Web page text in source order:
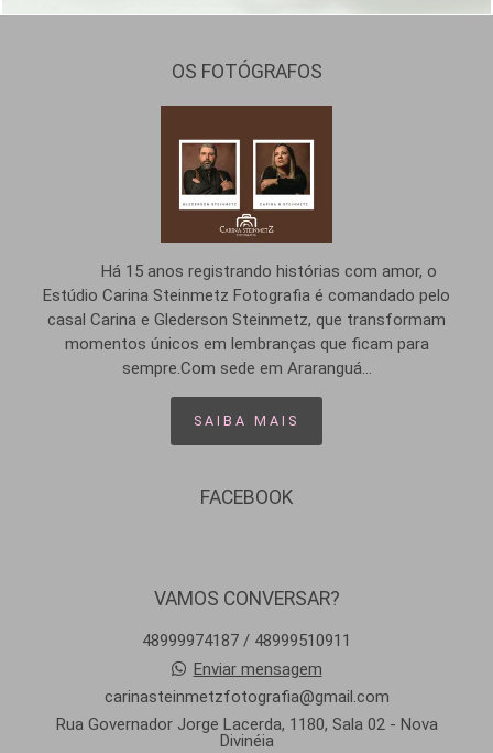
OS FOTÓGRAFOS
Há 15 anos registrando histórias com amor, o
Estúdio Carina Steinmetz Fotografia é comandado pelo
casal Carina e Glederson Steinmetz, que transformam
momentos únicos em lembranças que ficam para
sempre.Com sede em Araranguá...
SAIBA MAIS
FACEBOOK
VAMOS CONVERSAR?
48999974187 / 48999510911
Enviar mensagem
carinasteinmetzfotografia@gmail.com
Rua Governador Jorge Lacerda, 1180, Sala 02 - Nova
Divinéia